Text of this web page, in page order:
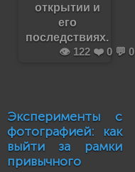
открытии и
его
последствиях.
👁️ 122 ❤️ 0 💬 0
Эксперименты с
фотографией: как
выйти за рамки
привычного